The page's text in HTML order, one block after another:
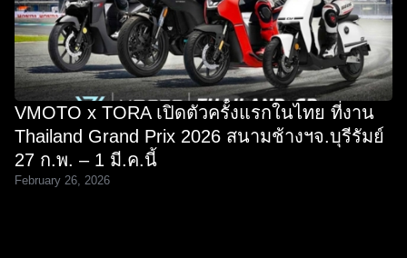
VMOTO x TORA เปิดตัวครั้งแรกในไทย ที่งาน
Thailand Grand Prix 2026 สนามช้างฯจ.บุรีรัมย์
27 ก.พ. – 1 มี.ค.นี้
February 26, 2026